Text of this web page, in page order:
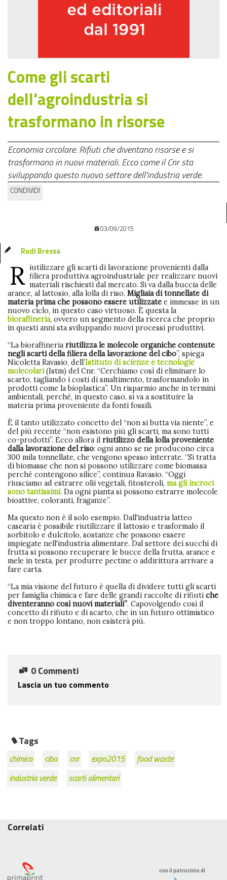
Come gli scarti
dell'agroindustria si
trasformano in risorse
Economia circolare. Rifiuti che diventano risorse e si
trasformano in nuovi materiali. Ecco come il Cnr sta
sviluppando questo nuovo settore dell'industria verde.
CONDIVIDI
03/09/2015
Rudi Bressa
R iutilizzare gli scarti di lavorazione provenienti dalla
filiera produttiva agroindustriale per realizzare nuovi
materiali rischiesti dal mercato. Si va dalla buccia delle
arance, al lattosio, alla lolla di riso. Migliaia di tonnellate di
materia prima che possono essere utilizzate e immesse in un
nuovo ciclo, in questo caso virtuoso. È questa la
bioraffineria, ovvero un segmento della ricerca che proprio
in questi anni sta sviluppando nuovi processi produttivi.
“La bioraffineria riutilizza le molecole organiche contenute
negli scarti della filiera della lavorazione del cibo”, spiega
Nicoletta Ravasio, dell’Istituto di scienze e tecnologie
molecolari(Istm) del Cnr. “Cerchiamo così di eliminare lo
scarto, tagliando i costi di smaltimento, trasformandolo in
prodotti come la bioplastica”. Un risparmio anche in termini
ambientali, perché, in questo caso, si va a sostituire la
materia prima proveniente da fonti fossili.
È il tanto utilizzato concetto del “non si butta via niente”, e
del più recente “non esistono più gli scarti, ma sono tutti
co-prodotti”. Ecco allora il riutilizzo della lolla proveniente
dalla lavorazione del riso: ogni anno se ne producono circa
300 mila tonnellate, che vengono spesso interrate. “Si tratta
di biomasse che non si possono utilizzare come biomassa
perché contengono silice”, continua Ravasio. “Oggi
riusciamo ad estrarre olii vegetali, fitosteroli, ma gli incroci
sono tantissimi. Da ogni pianta si possono estrarre molecole
bioattive, coloranti, fraganze”.
Ma questo non è il solo esempio. Dall'industria latteo
casearia è possibile riutilizzare il lattosio e trasformalo il
sorbitolo e dulcitolo, sostanze che possono essere
impiegate nell'industria alimentare. Dal settore dei succhi di
frutta si possono recuperare le bucce della frutta, arance e
mele in testa, per produrre pectine o addirittura arrivare a
fare carta.
“La mia visione del futuro è quella di dividere tutti gli scarti
per famiglia chimica e fare delle grandi raccolte di rifiuti che
diventeranno così nuovi materiali”. Capovolgendo così il
concetto di rifiuto e di scarto, che in un futuro ottimistico
e non troppo lontano, non esisterà più.
0 Commenti
Lascia un tuo commento
Tags
chimica cibo cnr expo2015
food waste
industria verde
scarti alimentari
Correlati
con il patrocinio di